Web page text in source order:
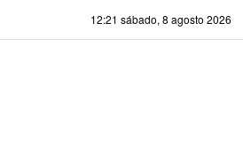
12:21 sábado, 8 agosto 2026